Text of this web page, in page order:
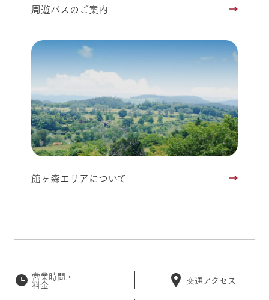
周遊バスのご案内
館ヶ森エリアについて
営業時間・
料金 交通アクセス